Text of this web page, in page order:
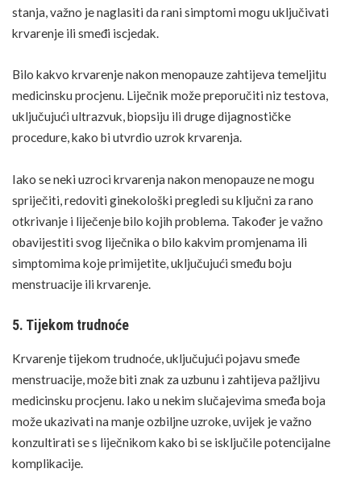
stanja, važno je naglasiti da rani simptomi mogu uključivati
krvarenje ili smeđi iscjedak.
Bilo kakvo krvarenje nakon menopauze zahtijeva temeljitu
medicinsku procjenu. Liječnik može preporučiti niz testova,
uključujući ultrazvuk, biopsiju ili druge dijagnostičke
procedure, kako bi utvrdio uzrok krvarenja.
Iako se neki uzroci krvarenja nakon menopauze ne mogu
spriječiti, redoviti ginekološki pregledi su ključni za rano
otkrivanje i liječenje bilo kojih problema. Također je važno
obavijestiti svog liječnika o bilo kakvim promjenama ili
simptomima koje primijetite, uključujući smeđu boju
menstruacije ili krvarenje.
5. Tijekom trudnoće
Krvarenjetijekom trudnoće , uključujući pojavu smeđe
menstruacije, može biti znak za uzbunu i zahtijeva pažljivu
medicinsku procjenu. Iako u nekim slučajevima smeđa boja
može ukazivati na manje ozbiljne uzroke, uvijek je važno
konzultirati se s liječnikom kako bi se isključile potencijalne
komplikacije.